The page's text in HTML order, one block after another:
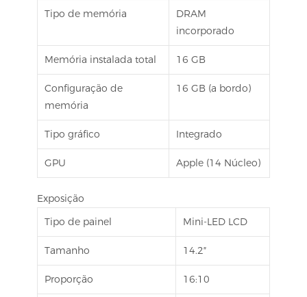
Tipo de memória
DRAM
incorporado
Memória instalada total 16 GB
Configuração de
memória
16 GB (a bordo)
Tipo gráfico Integrado
GPU Apple (14 Núcleo)
Exposição
Tipo de painel
Mini-LED LCD
Tamanho 14.2″
Proporção 16:10